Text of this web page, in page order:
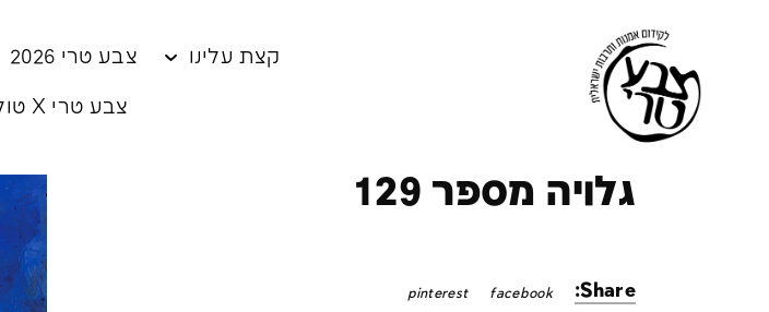
קצת עלינו צבע טרי 2026
צבע טרי X טולמנ׳ס
גלויה מספר 129
Share:
facebook
pinterest